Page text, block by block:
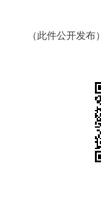
（此件公开发布）